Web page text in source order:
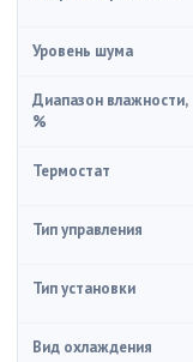
Уровень шума
Диапазон влажности,
%
Термостат
Тип управления
Тип установки
Вид охлаждения